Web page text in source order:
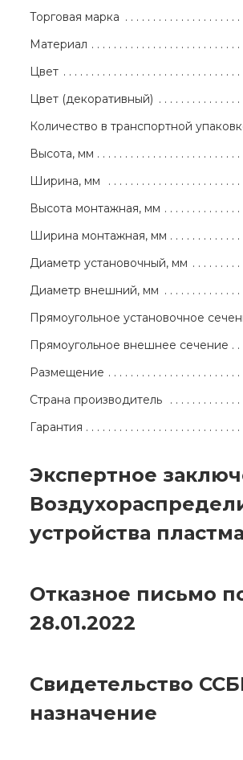
Торговая марка
Материал
Цвет
Цвет (декоративный)
Количество в транспортной
Высота, мм
Ширина, мм
Высота монтажная, мм
Ширина монтажная, мм
Диаметр установочный, мм
Диаметр внешний, мм
Прямоугольное установочное
Прямоугольное внешнее сечение
Размещение
Страна производитель
Гарантия
Экспертное
устройства
Отказное письмо
28.01.2022
Свидетельство
назначение